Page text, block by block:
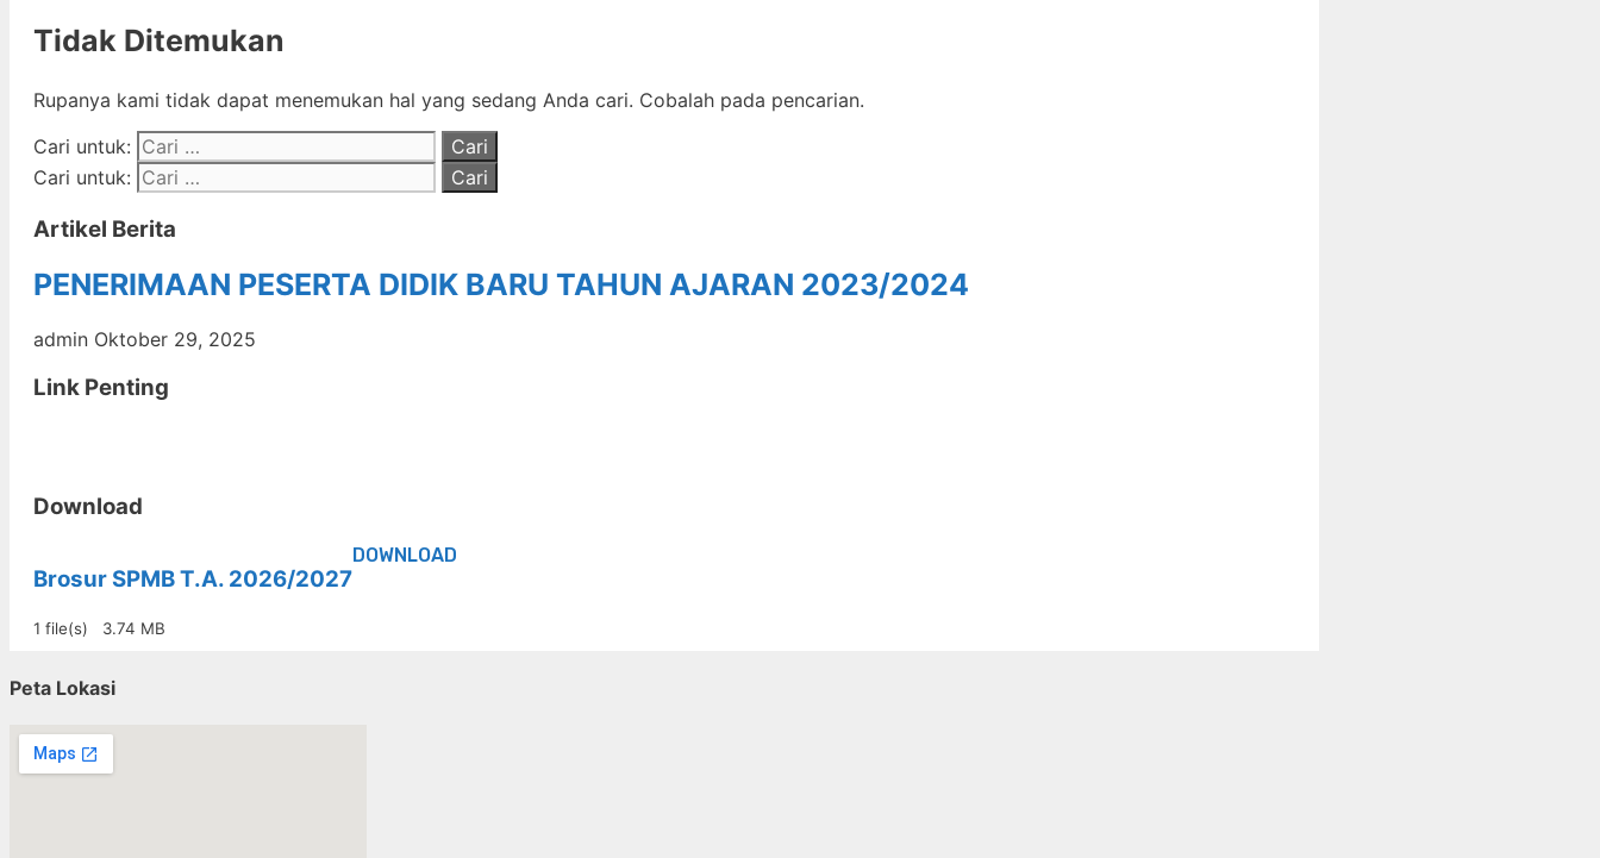
Tidak Ditemukan
Rupanya kami tidak dapat menemukan hal yang sedang Anda cari. Cobalah pada pencarian.
Cari untuk:
Cari untuk:
Artikel Berita
PENERIMAAN PESERTA DIDIK BARU TAHUN AJARAN 2023/2024
admin Oktober 29, 2025
Link Penting
Download
Brosur SPMB T.A. 2026/2027
1 file(s) 3.74 MB
DOWNLOAD
Peta Lokasi